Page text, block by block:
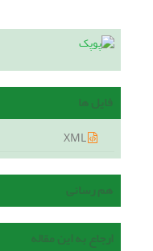
فایل ها
هم رسانی
ارجاع به این مقاله